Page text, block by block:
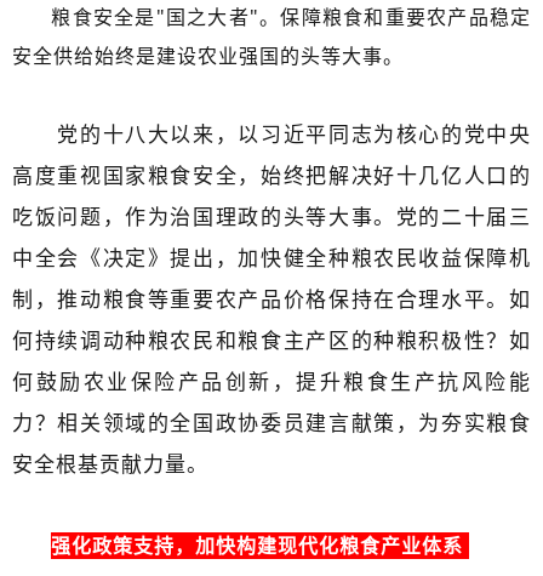
​粮食安全是"国之大者"。保障粮食和重要农产品稳定
安全供给始终是建设农业强国的头等大事。
党的十八大以来，以习近平同志为核心的党中央
高度重视国家粮食安全，始终把解决好十几亿人口的
吃饭问题，作为治国理政的头等大事。党的二十届三
中全会《决定》提出，加快健全种粮农民收益保障机
制，推动粮食等重要农产品价格保持在合理水平。如
何持续调动种粮农民和粮食主产区的种粮积极性？如
何鼓励农业保险产品创新，提升粮食生产抗风险能
力？相关领域的全国政协委员建言献策，为夯实粮食
安全根基贡献力量。
强化政策支持，加快构建现代化粮食产业体系